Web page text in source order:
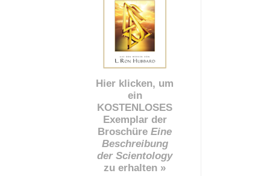
Hier klicken, um
ein
KOSTENLOSES
Exemplar der
Broschüre Eine
Beschreibung
der Scientology
zu erhalten »